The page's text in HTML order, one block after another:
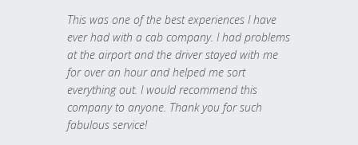
This was one of the best experiences I have
ever had with a cab company. I had problems
at the airport and the driver stayed with me
for over an hour and helped me sort
everything out. I would recommend this
company to anyone. Thank you for such
fabulous service!